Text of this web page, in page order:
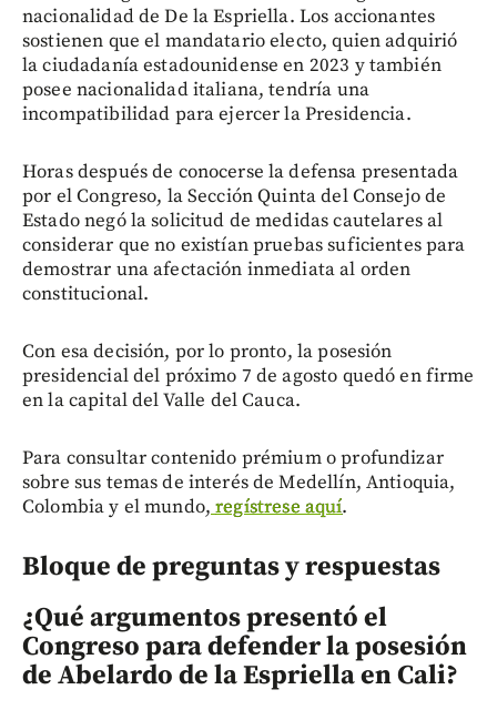
nacionalidad de De la Espriella. Los accionantes
sostienen que el mandatario electo, quien adquirió
la ciudadanía estadounidense en 2023 y también
posee nacionalidad italiana, tendría una
incompatibilidad para ejercer la Presidencia.
Horas después de conocerse la defensa presentada
por el Congreso, la Sección Quinta del Consejo de
Estado negó la solicitud de medidas cautelares al
considerar que no existían pruebas suficientes para
demostrar una afectación inmediata al orden
constitucional.
Con esa decisión, por lo pronto, la posesión
presidencial del próximo 7 de agosto quedó en firme
en la capital del Valle del Cauca.
Para consultar contenido prémium o profundizar
sobre sus temas de interés de Medellín, Antioquia,
Colombia y el mundo, regístrese aquí.
Bloque de preguntas y respuestas
¿Qué argumentos presentó el
Congreso para defender la posesión
de Abelardo de la Espriella en Cali?